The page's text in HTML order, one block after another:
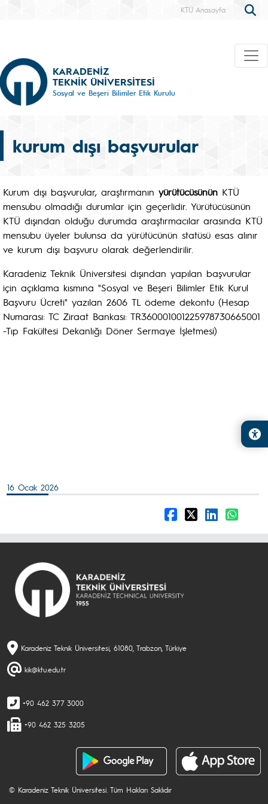
KTÜ Anasayfa
KARADENİZ
TEKNİK ÜNİVERSİTESİ
Sosyal ve Beşeri Bilimler Etik Kurulu
kurum dışı başvurular
Kurum dışı başvurular, araştırmanın yürütücüsünün KTÜ
mensubu olmadığı durumlar için geçerlidir. Yürütücüsünün
KTÜ dışından olduğu durumda araştırmacılar arasında KTÜ
mensubu üyeler bulunsa da yürütücünün statüsü esas alınır
ve kurum dışı başvuru olarak değerlendirilir.
Karadeniz Teknik Üniversitesi dışından yapılan başvurular
için açıklama kısmına "Sosyal ve Beşeri Bilimler Etik Kurul
Başvuru Ücreti" yazılan 2606 TL ödeme dekontu (Hesap
Numarası: TC Ziraat Bankası: TR360001001225978730665001
-Tıp Fakültesi Dekanlığı Döner Sermaye İşletmesi)
16 Ocak 2026
Karadeniz Teknik Üniversitesi, 61080, Trabzon, Türkiye
kik@ktu.edu.tr
+90 462 377 3000
+90 462 325 3205
© Karadeniz Teknik Üniversitesi. Tüm Hakları Saklıdır